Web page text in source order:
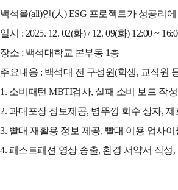
백석올(all)인(人) ESG 프로젝트가 성공리
일시 : 2025. 12. 02(화) / 12. 09(화) 12:00 ~
장소 : 백석대학교 본부동 1층
주요내용 : 백석대 전 구성원(학생, 교직원
1. 소비패턴 MBTI검사, 실패 소비 보드 작성
2. 과대포장 정보제공, 병뚜껑 회수 상자,
3. 빨대 재활용 정보 제공, 빨대 이용 업사
4. 패스트패션 영상 송출, 환경 서약서 작성